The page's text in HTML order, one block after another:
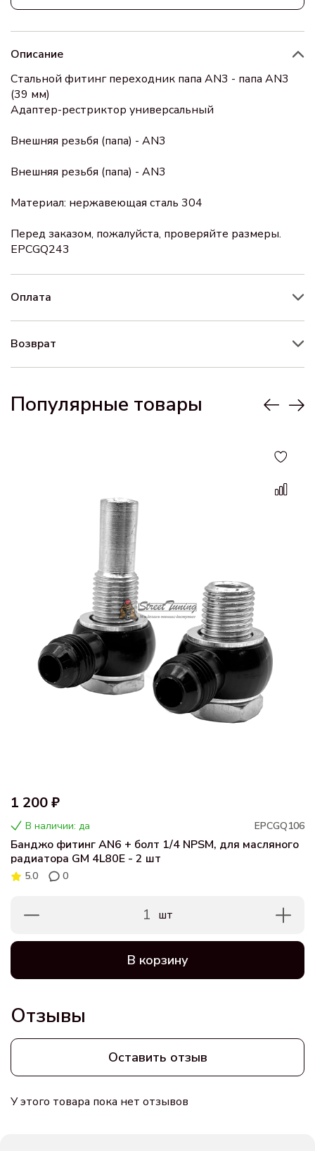
Описание
Стальной фитинг переходник папа AN3 - папа AN3
(39 мм)
Адаптер-рестриктор универсальный
Внешняя резьбя (папа) - AN3
Внешняя резьбя (папа) - AN3
Материал: нержавеющая сталь 304
Перед заказом, пожалуйста, проверяйте размеры.
EPCGQ243
Оплата
Возврат
Популярные товары
1 200 ₽
В наличии: да EPCGQ106
Банджо фитинг AN6 + болт 1/4 NPSМ, для масляного
радиатора GМ 4L80E - 2 шт
5.0 0
1 шт
В корзину
Отзывы
Оставить отзыв
У этого товара пока нет отзывов